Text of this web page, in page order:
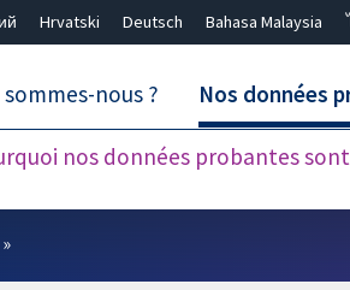
Hrvatski Deutsch Bahasa Malaysia
sommes-nous ? Nos données
nos données probantes